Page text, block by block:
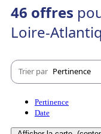
46 offres
Loire-
Trier par Pertinence
Pertinence
Date